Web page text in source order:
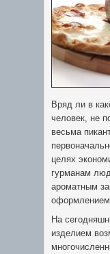
Вряд ли в
человек, не
весьма
целях
гурманам
ароматным
На
изделием